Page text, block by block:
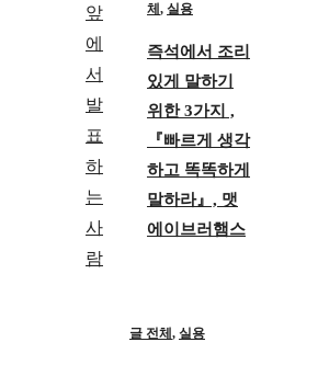
체 , 실용
즉석에서 조리
있게 말하기
위한 3가지 ,
『빠르게 생각
하고 똑똑하게
말하라』, 맷
에이브러햄스
글 전체 , 실용